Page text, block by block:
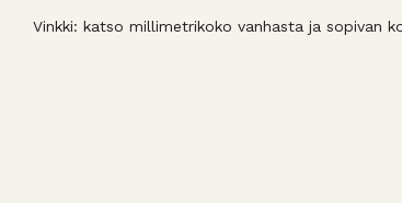
Vinkki: katso millimetrikoko vanhasta ja sopivan